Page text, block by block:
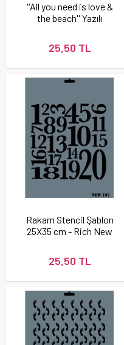
''All you need is love &
the beach'' Yazılı
25,50 TL
Rakam Stencil Şablon
25X35 cm - Rich New
25,50 TL